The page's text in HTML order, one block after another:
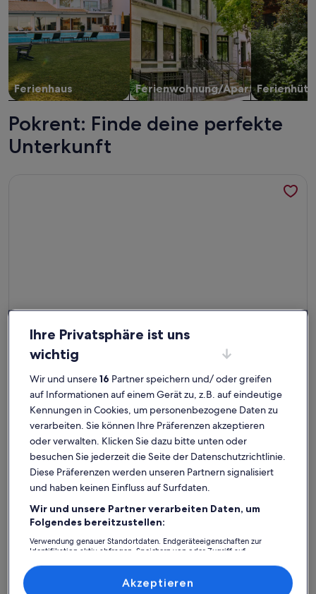
Ferienhaus Ferienwohnung/Apartment
Pokrent: Finde deine perfekte
Unterkunft
Weitere Infos zu Ferienwohnung 'Hof Musial' mit
Ferienwohnung 'Hof Musial' mit
Privatterrasse, Gemeinschaftsgarten und
WLAN
Platz für 6 Gäste · 3 Schlafzimmer · 1 Badezimmer
10 von 10
Außergewöhnlich
außergewöhnlich
1 Bewertung
(1
bewertung)
Weitere Infos zu Ferienwohnung 'Hof Musial' mit
Pokrent: Ferienunterkünfte mit
Top-Bewertung
Weitere Infos zu Ferienhaus am Schaalsee, Zarrentin
Ihre Privatsphäre ist uns
wichtig
Wir und unsere16 Partner speichern und/ oder greifen
auf Informationen auf einem Gerät zu, z.B. auf eindeutige
Kennungen in Cookies, um personenbezogene Daten zu
verarbeiten. Sie können Ihre Präferenzen akzeptieren
oder verwalten. Klicken Sie dazu bitte unten oder
besuchen Sie jederzeit die Seite der Datenschutzrichtlinie.
Diese Präferenzen werden unseren Partnern signalisiert
und haben keinen Einfluss auf Surfdaten.
Wir und unsere Partner verarbeiten Daten, um
Folgendes bereitzustellen:
Verwendung genauer Standortdaten. Endgeräteeigenschaften zur
Identifikation aktiv abfragen. Speichern von oder Zugriff auf
Inhalte, Messung von Werbeleistung und der Performance von Inhalten,
Zielgruppenforschung sowie Entwicklung und Verbesserung von
Akzeptieren